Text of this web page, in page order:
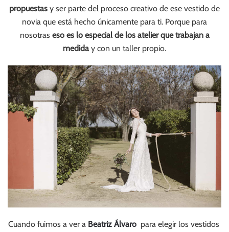
propuestas y ser parte del proceso creativo de ese vestido de
novia que está hecho únicamente para ti. Porque para
nosotras eso es lo especial de los atelier que trabajan a
mediday con un taller propio.
Cuando fuimos a ver a Beatriz Álvaropara elegir los vestidos